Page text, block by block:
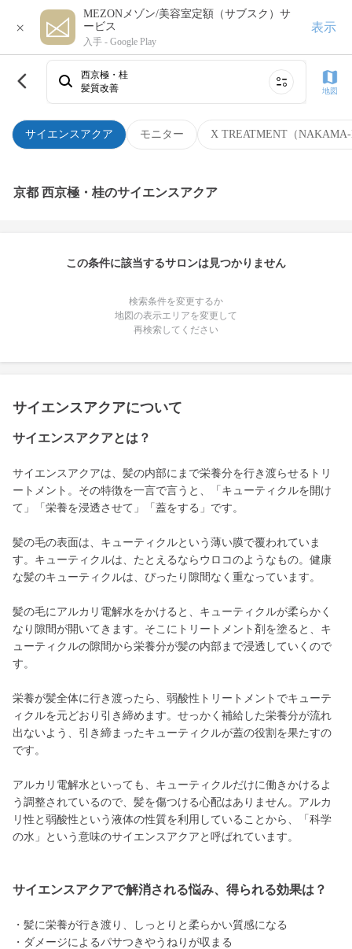
×
MEZONメゾン/美容室定額（サブスク）サ
ービス
入手 - Google Play
表示
サイエンスアクア モニター X TREATMENT（
西京極・桂
髪質改善
地図
京都 西京極・桂のサイエンスアクア
この条件に該当するサロンは見つかりません
検索条件を変更するか
地図の表示エリアを変更して
再検索してください
サイエンスアクアについて
サイエンスアクアとは？
サイエンスアクアは、髪の内部にまで栄養分を行き渡らせるトリ
ートメント。その特徴を一言で言うと、「キューティクルを開け
て」「栄養を浸透させて」「蓋をする」です。
髪の毛の表面は、キューティクルという薄い膜で覆われていま
す。キューティクルは、たとえるならウロコのようなもの。健康
な髪のキューティクルは、ぴったり隙間なく重なっています。
髪の毛にアルカリ電解水をかけると、キューティクルが柔らかく
なり隙間が開いてきます。そこにトリートメント剤を塗ると、キ
ューティクルの隙間から栄養分が髪の内部まで浸透していくので
す。
栄養が髪全体に行き渡ったら、弱酸性トリートメントでキューテ
ィクルを元どおり引き締めます。せっかく補給した栄養分が流れ
出ないよう、引き締まったキューティクルが蓋の役割を果たすの
です。
アルカリ電解水といっても、キューティクルだけに働きかけるよ
う調整されているので、髪を傷つける心配はありません。アルカ
リ性と弱酸性という液体の性質を利用していることから、「科学
の水」という意味のサイエンスアクアと呼ばれています。
サイエンスアクアで解消される悩み、得られる効果は？
・髪に栄養が行き渡り、しっとりと柔らかい質感になる
・ダメージによるパサつきやうねりが収まる